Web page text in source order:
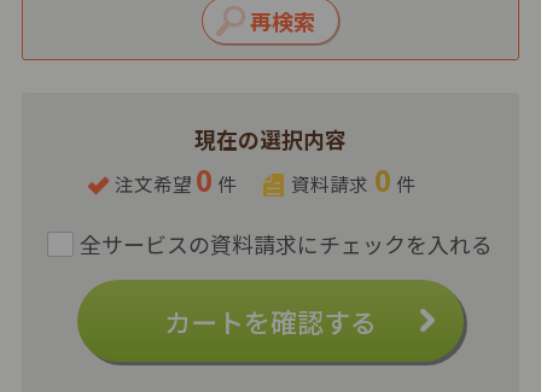
現在の選択内容
注文希望 0 件 資料請求 0 件
カートを確認する